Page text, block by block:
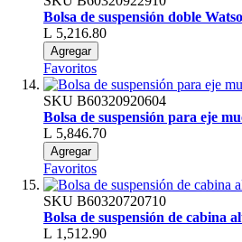
Bolsa de suspensión doble
L 5,216.80
Agregar
Favoritos
SKU B60320920604
Bolsa de suspensión para eje
L 5,846.70
Agregar
Favoritos
SKU B60320720710
Bolsa de suspensión de cabina
L 1,512.90